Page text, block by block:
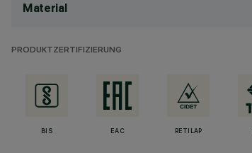
Material
PRODUKTZERTIFIZIERUNG
BIS EAC RETILAP